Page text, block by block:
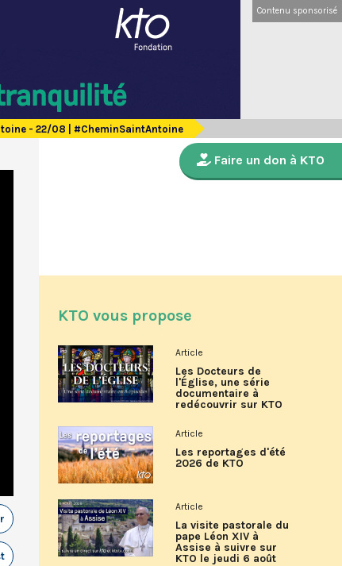
Contenu sponsorisé
- 22/08 | #CheminSaintAntoine
Faire un don à KTO
KTO vous propose
Article
Les Docteurs de
l'Église, une série
documentaire à
redécouvrir sur KTO
Article
Les reportages d'été
2026 de KTO
Article
La visite pastorale du
pape Léon XIV à
Assise à suivre sur
KTO le jeudi 6 août